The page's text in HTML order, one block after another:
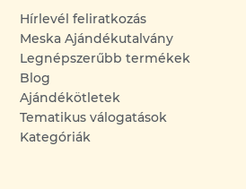
Hírlevél feliratkozás
Meska Ajándékutalvány
Legnépszerűbb termékek
Blog
Ajándékötletek
Tematikus válogatások
Kategóriák